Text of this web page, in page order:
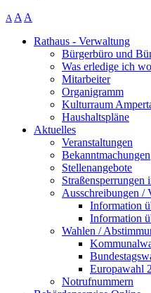
A A A
Rathaus - Verwaltung
Bürgerbüro und
Was erledige ich
Mitarbeiter
Organigramm
Kulturraum
Haushaltspläne
Aktuelles
Veranstaltungen
Bekanntmachungen
Stellenangebote
Ausschreibungen /
Information
Information
Wahlen /
Europawahl
Notrufnummern